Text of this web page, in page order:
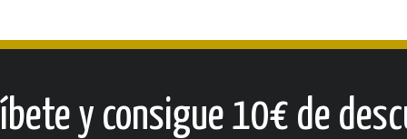
y consigue 10€ de